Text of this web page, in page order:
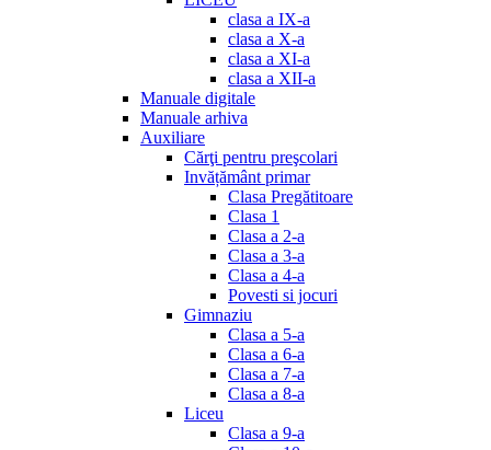
clasa a IX-a
clasa a X-a
clasa a XI-a
clasa a XII-a
Manuale digitale
Manuale arhiva
Auxiliare
Cărţi pentru preşcolari
Invățământ primar
Clasa Pregătitoare
Clasa 1
Clasa a 2-a
Clasa a 3-a
Clasa a 4-a
Povesti si jocuri
Gimnaziu
Clasa a 5-a
Clasa a 6-a
Clasa a 7-a
Clasa a 8-a
Liceu
Clasa a 9-a